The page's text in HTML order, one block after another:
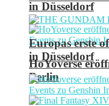
in Düsseldorf
HoYoverse
Berlin
Europas erste
in Düsseldorf